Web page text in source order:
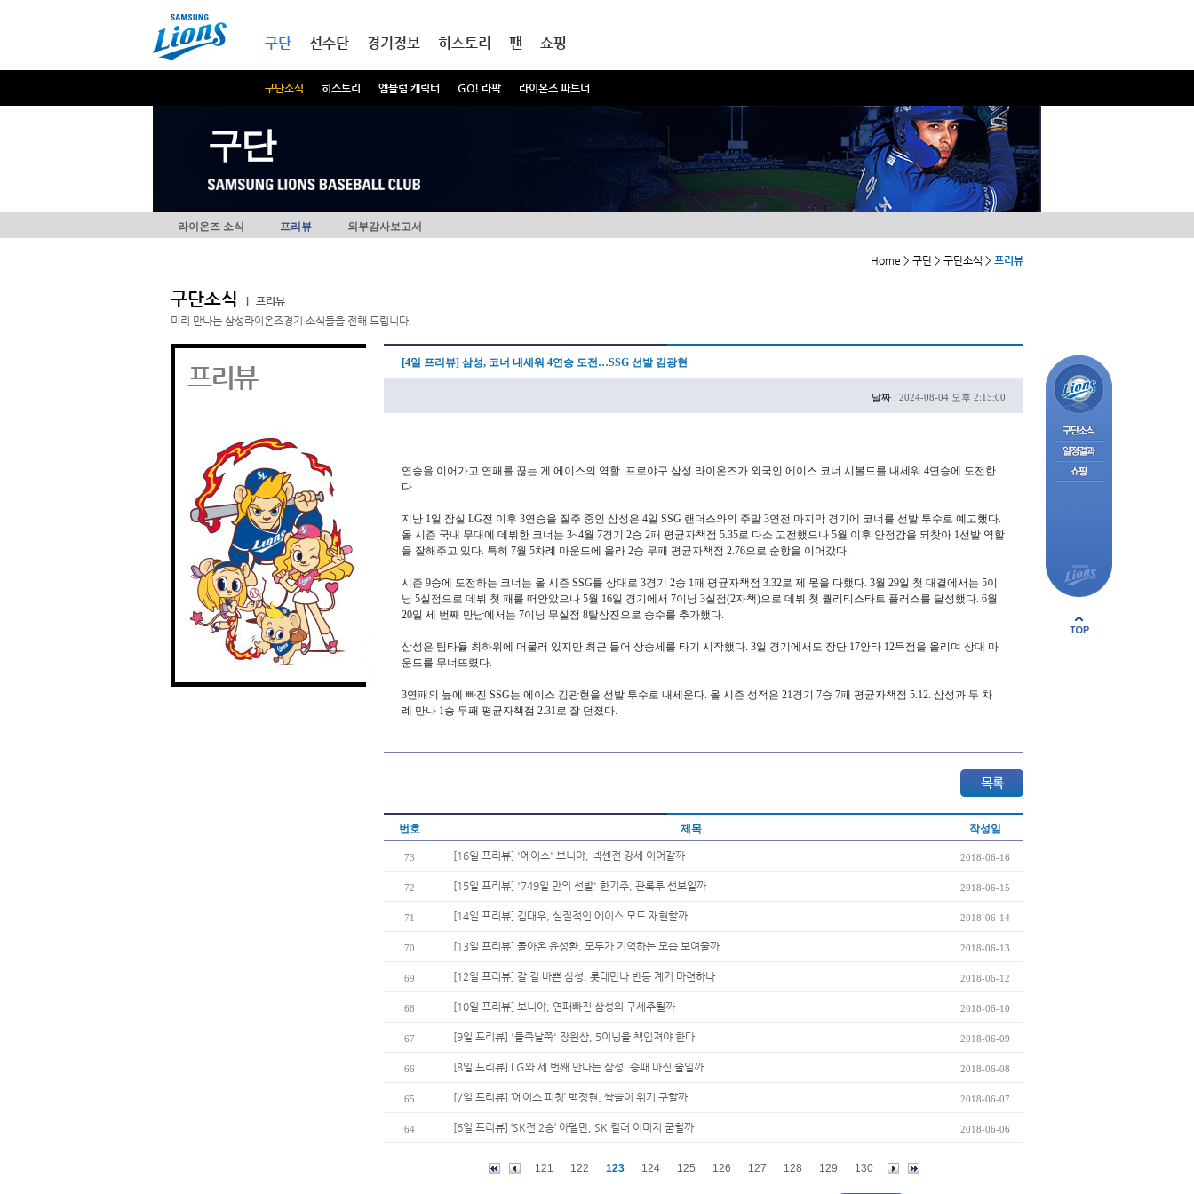
구단
구단소식 히스토리 엠블럼 캐릭터 GO! 라팍 라이온즈 파트너
선수단 경기정보 히스토리 팬 쇼핑
구단
라이온즈 소식 프리뷰 외부감사보고서
Home > 구단 > 구단소식 > 프리뷰
구단소식
프리뷰
미리 만나는 삼성라이온즈경기 소식들을 전해 드립니다.
프리뷰 [4일 프리뷰] 삼성, 코너 내세워 4연승 도전…SSG 선발 김광현
날짜 : 2024-08-04 오후 2:15:00
연승을 이어가고 연패를 끊는 게 에이스의 역할. 프로야구 삼성 라이온즈가 외국인 에이스 코너 시볼드를 내세워 4연승에 도전한
다.
지난 1일 잠실 LG전 이후 3연승을 질주 중인 삼성은 4일 SSG 랜더스와의 주말 3연전 마지막 경기에 코너를 선발 투수로 예고했다.
올 시즌 국내 무대에 데뷔한 코너는 3~4월 7경기 2승 2패 평균자책점 5.35로 다소 고전했으나 5월 이후 안정감을 되찾아 1선발 역할
을 잘해주고 있다. 특히 7월 5차례 마운드에 올라 2승 무패 평균자책점 2.76으로 순항을 이어갔다.
시즌 9승에 도전하는 코너는 올 시즌 SSG를 상대로 3경기 2승 1패 평균자책점 3.32로 제 몫을 다했다. 3월 29일 첫 대결에서는 5이
닝 5실점으로 데뷔 첫 패를 떠안았으나 5월 16일 경기에서 7이닝 3실점(2자책)으로 데뷔 첫 퀄리티스타트 플러스를 달성했다. 6월
20일 세 번째 만남에서는 7이닝 무실점 8탈삼진으로 승수를 추가했다.
삼성은 팀타율 최하위에 머물러 있지만 최근 들어 상승세를 타기 시작했다. 3일 경기에서도 장단 17안타 12득점을 올리며 상대 마
운드를 무너뜨렸다.
3연패의 늪에 빠진 SSG는 에이스 김광현을 선발 투수로 내세운다. 올 시즌 성적은 21경기 7승 7패 평균자책점 5.12. 삼성과 두 차
례 만나 1승 무패 평균자책점 2.31로 잘 던졌다.
번호 제목 작성일
73 [16일 프리뷰] '에이스' 보니야, 넥센전 강세 이어갈까 2018-06-16
72 [15일 프리뷰] '749일 만의 선발' 한기주, 관록투 선보일까 2018-06-15
71 [14일 프리뷰] 김대우, 실질적인 에이스 모드 재현할까 2018-06-14
70 [13일 프리뷰] 돌아온 윤성환, 모두가 기억하는 모습 보여줄까 2018-06-13
69 [12일 프리뷰] 갈 길 바쁜 삼성, 롯데만나 반등 계기 마련하나 2018-06-12
68 [10일 프리뷰] 보니야, 연패빠진 삼성의 구세주될까 2018-06-10
67 [9일 프리뷰] '들쭉날쭉' 장원삼, 5이닝을 책임져야 한다 2018-06-09
66 [8일 프리뷰] LG와 세 번째 만나는 삼성, 승패 마진 줄일까 2018-06-08
65 [7일 프리뷰] ‘에이스 피칭’ 백정현, 싹쓸이 위기 구할까 2018-06-07
64 [6일 프리뷰] ‘SK전 2승’ 아델만, SK 킬러 이미지 굳힐까 2018-06-06
121 122 123 124 125 126 127 128 129 130